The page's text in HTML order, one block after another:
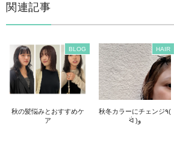
関連記事
BLOG
秋の髪悩みとおすすめケ
ア
HAIR
秋冬カラーにチェンジ٩(
ᐛ )و